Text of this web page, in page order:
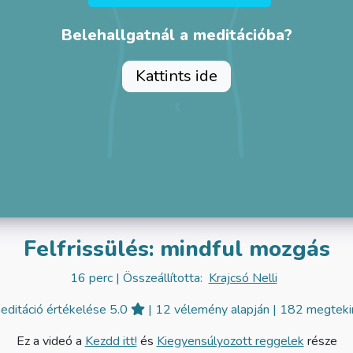
Belehallgatnál a meditációba?
Kattints ide
Felfrissülés: mindful mozgás
16 perc| Összeállította: Krajcsó Nelli
értékelése 5.0
| 12 vélemény alapján | 182
Ez a videó a Kezdd itt! és Kiegyensúlyozott reggelek része